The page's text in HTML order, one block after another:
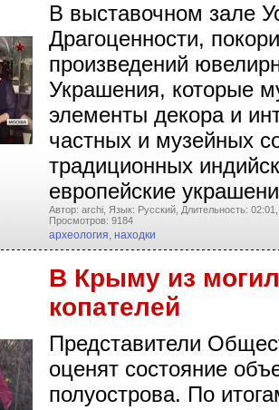
В выставочном зале
Драгоценности,
произведений
Украшения, которые
элементы декора и
частных и музейных
традиционных
европейские
Автор: archi, Язык: Русский, Длительность: 02:01,
Просмотров: 9184
археология, находки
В Крыму из
копателей
Представители
оценят состояние
полуострова. По